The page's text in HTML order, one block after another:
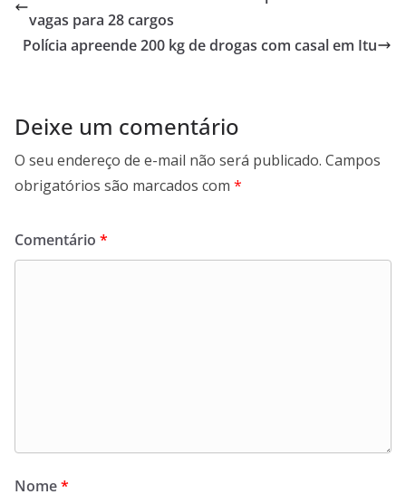
o
k
p
p
I
n
a
m
vagas para 28 cargos
Polícia apreende 200 kg de drogas com casal em Itu
Deixe um comentário
O seu endereço de e-mail não será publicado. Campos
obrigatórios são marcados com *
Comentário *
Nome*